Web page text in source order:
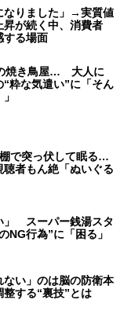
なりました」→実質値
が続く中、消費者
する場面
焼き鳥屋… 大人に
粋な気遣い”に「そん
で突っ伏して眠る…
者もん絶「ぬいぐる
」 スーパー銭湯スタ
NG行為”に「困る」
い」のは脳の防衛本
する“裏技”とは